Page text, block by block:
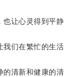
让心灵得到平静
们在繁忙的生活
清新和健康的清